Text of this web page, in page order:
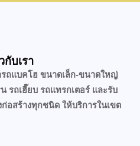
กับเรา
รถแบคโฮ ขนาดเล็ก-ขนาดใหญ่
รถเฮี๊ยบ รถแทรกเตอร์ และรับ
อสร้างทุกชนิด ให้บริการในเขต